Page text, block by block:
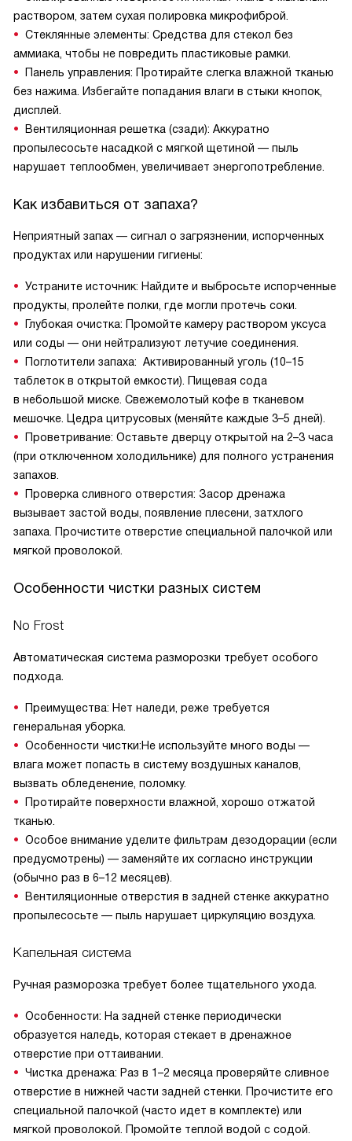
раствором, затем сухая полировка микрофиброй.
Стеклянные элементы: Средства для стекол без
аммиака, чтобы не повредить пластиковые рамки.
Панель управления: Протирайте слегка влажной тканью
без нажима. Избегайте попадания влаги в стыки кнопок,
дисплей.
Вентиляционная решетка (сзади): Аккуратно
пропылесосьте насадкой с мягкой щетиной — пыль
нарушает теплообмен, увеличивает энергопотребление.
Как избавиться от запаха?
Неприятный запах — сигнал о загрязнении, испорченных
продуктах или нарушении гигиены:
Устраните источник: Найдите и выбросьте испорченные
продукты, пролейте полки, где могли протечь соки.
Глубокая очистка: Промойте камеру раствором уксуса
или соды — они нейтрализуют летучие соединения.
Поглотители запаха: Активированный уголь (10–15
таблеток в открытой емкости). Пищевая сода
в небольшой миске. Свежемолотый кофе в тканевом
мешочке. Цедра цитрусовых (меняйте каждые 3–5 дней).
Проветривание: Оставьте дверцу открытой на 2–3 часа
(при отключенном холодильнике) для полного устранения
запахов.
Проверка сливного отверстия: Засор дренажа
вызывает застой воды, появление плесени, затхлого
запаха. Прочистите отверстие специальной палочкой или
мягкой проволокой.
Особенности чистки разных систем
No Frost
Автоматическая система разморозки требует особого
подхода.
Преимущества: Нет наледи, реже требуется
генеральная уборка.
Особенности чистки:Не используйте много воды —
влага может попасть в систему воздушных каналов,
вызвать обледенение, поломку.
Протирайте поверхности влажной, хорошо отжатой
тканью.
Особое внимание уделите фильтрам дезодорации (если
предусмотрены) — заменяйте их согласно инструкции
(обычно раз в 6–12 месяцев).
Вентиляционные отверстия в задней стенке аккуратно
пропылесосьте — пыль нарушает циркуляцию воздуха.
Капельная система
Ручная разморозка требует более тщательного ухода.
Особенности: На задней стенке периодически
образуется наледь, которая стекает в дренажное
отверстие при оттаивании.
Чистка дренажа: Раз в 1–2 месяца проверяйте сливное
отверстие в нижней части задней стенки. Прочистите его
специальной палочкой (часто идет в комплекте) или
мягкой проволокой. Промойте теплой водой с содой.